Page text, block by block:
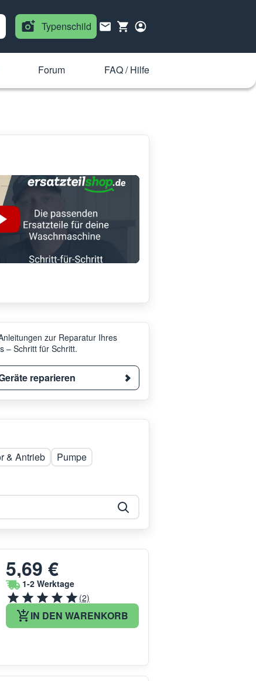
Typenschild
Forum FAQ / Hilfe
zur Reparatur Ihres
– Schritt für Schritt.
reparieren
& Antrieb
Pumpe
5,69 €
1-2 Werktage
(2)
IN DEN WARENKORB